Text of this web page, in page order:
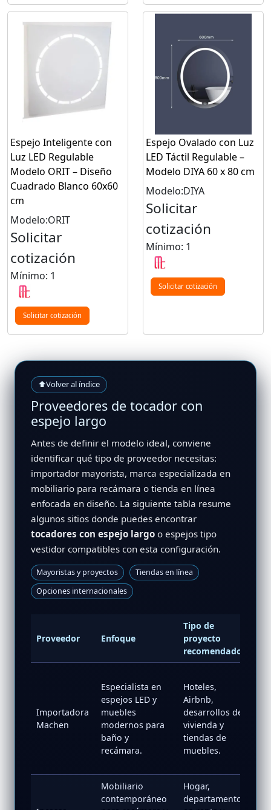
Espejo Inteligente con
Luz LED Regulable
Modelo ORIT – Diseño
Cuadrado Blanco 60x60
cm
Modelo:ORIT
Solicitar
cotización
Mínimo: 1
Solicitar cotización
Espejo Ovalado con Luz
LED Táctil Regulable –
Modelo DIYA 60 x 80 cm
Modelo:DIYA
Solicitar
cotización
Mínimo: 1
Solicitar cotización
⬆Volver al índice
Proveedores de tocador con
espejo largo
Antes de definir el modelo ideal, conviene
identificar qué tipo de proveedor necesitas:
importador mayorista, marca especializada en
mobiliario para recámara o tienda en línea
enfocada en diseño. La siguiente tabla resume
algunos sitios donde puedes encontrar
tocadores con espejo largoo espejos tipo
vestidor compatibles con esta configuración.
Mayoristas y proyectos
Tiendas en línea
Opciones internacionales
Proveedor Enfoque
Tipo de
proyecto
recomendado
Importadora
Machen
Especialista en
espejos LED y
muebles
modernos para
baño y
recámara.
Hoteles,
Airbnb,
desarrollos de
vivienda y
tiendas de
muebles.
Mobiliario
contemporáneo
Hogar,
departamentos